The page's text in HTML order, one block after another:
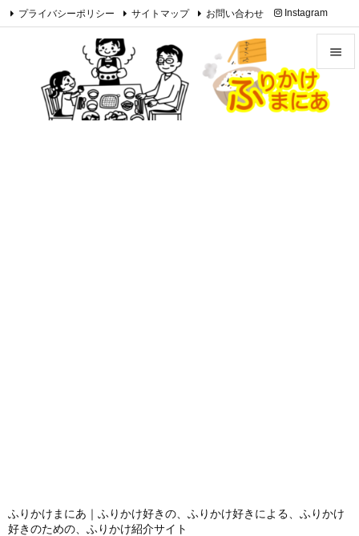
ふりかけまにあ｜ふりかけ好きの、ふりかけ好きによる、ふりかけ
好きのための、ふりかけ紹介サイト

メニュ
プライバシーポリシー サイトマップ お問い合わせ Instagram
Feedly